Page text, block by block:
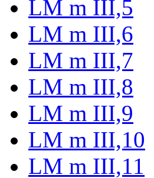
LM m III,5
LM m III,6
LM m III,7
LM m III,8
LM m III,9
LM m III,10
LM m III,11